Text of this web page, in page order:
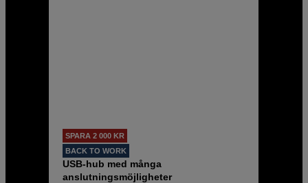
SPARA 2 000 KR
BACK TO WORK
USB-hub med många
anslutningsmöjligheter